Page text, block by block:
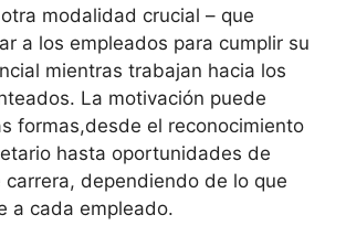
modalidad crucial – que
a los empleados para cumplir su
mientras trabajan hacia los
La motivación puede
formas,desde el reconocimiento
hasta oportunidades de
carrera, dependiendo de lo que
a cada empleado.